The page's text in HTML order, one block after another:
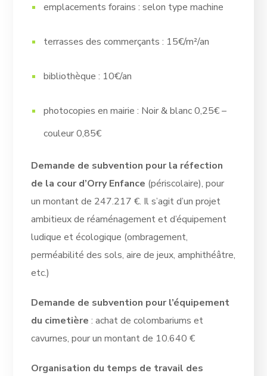
emplacements forains : selon type machine
terrasses des commerçants : 15€/m²/an
bibliothèque : 10€/an
photocopies en mairie : Noir & blanc 0,25€ –
couleur 0,85€
Demande de subvention pour la réfection
de la cour d’Orry Enfance (périscolaire), pour
un montant de 247.217 €. Il s’agit d’un projet
ambitieux de réaménagement et d’équipement
ludique et écologique (ombragement,
perméabilité des sols, aire de jeux, amphithéâtre,
etc.)
Demande de subvention pour l’équipement
du cimetière : achat de colombariums et
cavurnes, pour un montant de 10.640 €
Organisation du temps de travail des